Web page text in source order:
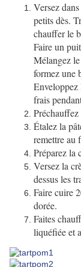
Versez
petits dès.
chauffer le
Faire un
Mélangez
formez une
Enveloppez
frais
Étalez la
remettre au
Préparez la
Versez la
dessus les
Faire cuire
dorée.
Faites
liquéfiée et